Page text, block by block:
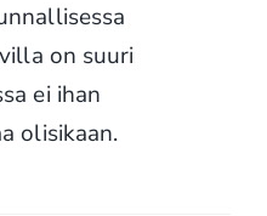
on suuri
ei ihan
olisikaan.